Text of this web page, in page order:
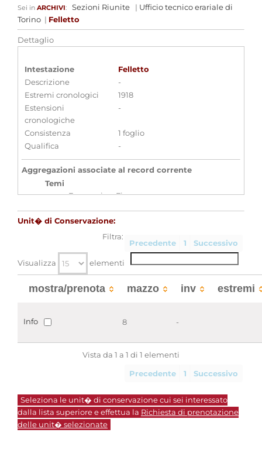
Sei in ARCHIVI: Sezioni Riunite | Ufficio tecnico erariale di
Torino | Felletto
Dettaglio
Intestazione
Felletto
Descrizione
-
Estremi cronologici
1918
Estensioni
cronologiche
-
Consistenza
1 foglio
Qualifica
-
Aggregazioni associate al record corrente
Temi
Economia e Finanza
Finanza
Unit� di Conservazione:
Precedente 1 Successivo
Visualizza elementi
Filtra:
mostra/prenota mazzo inv estremi
Info 8 -
Vista da 1 a 1 di 1 elementi
Precedente 1 Successivo
Seleziona le unit� di conservazione cui sei interessato
dalla lista superiore e effettua la Richiesta di prenotazione
delle unit� selezionate